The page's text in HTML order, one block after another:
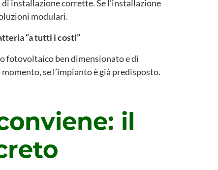
installazione corrette. Se l’installazione
modulari.
“a tutti i costi”
fotovoltaico ben dimensionato e di
se l’impianto è già predisposto.
il